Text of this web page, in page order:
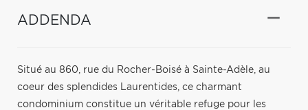
ADDENDA
Situé au 860, rue du Rocher-Boisé à Sainte-Adèle, au
coeur des splendides Laurentides, ce charmant
condominium constitue un véritable refuge pour les